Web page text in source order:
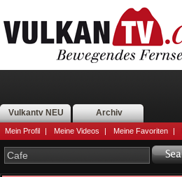
Vulkantv NEU Archiv
Mein Profil | Meine Videos | Meine Favoriten |